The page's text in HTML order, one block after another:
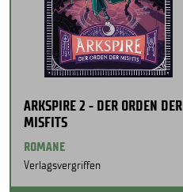
ARKSPIRE 2 - DER ORDEN DER
MISFITS
ROMANE
Verlagsvergriffen